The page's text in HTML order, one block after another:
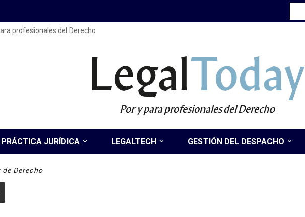
profesionales del Derecho
LegalToday
Por y para profesionales del Derecho
PRÁCTICA JURÍDICA LEGALTECH GESTIÓN DEL DESPACHO
Derecho